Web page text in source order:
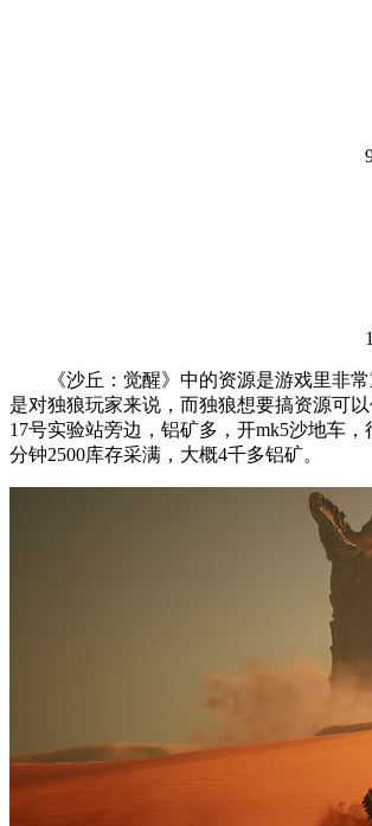
《沙丘：觉醒》中的资源是游戏里非
是对独狼玩家来说，而独狼想要搞资源可
17号实验站旁边，铝矿多，开mk5沙地车，
分钟2500库存采满，大概4千多铝矿。